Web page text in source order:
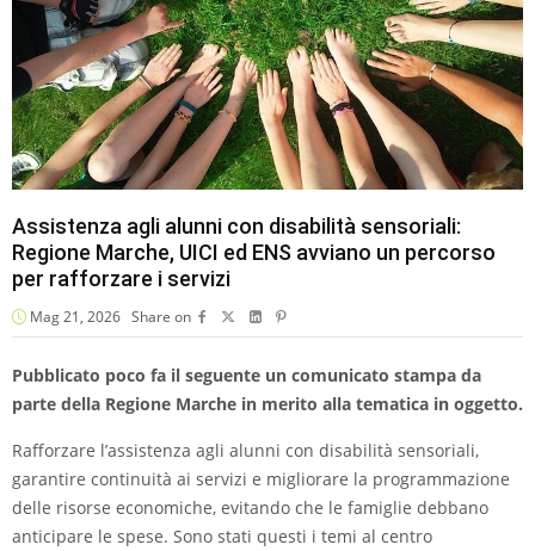
Assistenza agli alunni con disabilità sensoriali:
Regione Marche, UICI ed ENS avviano un percorso
per rafforzare i servizi
Mag 21, 2026 Share on
Pubblicato poco fa il seguente un comunicato stampa da
parte della Regione Marche in merito alla tematica in oggetto.
Rafforzare l’assistenza agli alunni con disabilità sensoriali,
garantire continuità ai servizi e migliorare la programmazione
delle risorse economiche, evitando che le famiglie debbano
anticipare le spese. Sono stati questi i temi al centro